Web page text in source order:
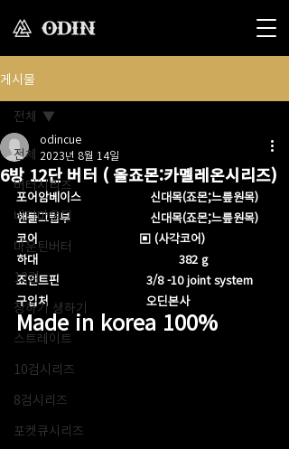
게시물
전체
버터시리즈
버터마운틴
마운틴버터
12검
장하기 생하기
스트레이트
10검시리즈
8검시리즈
포켓큐시리즈
전체
6방 12단 버터 ( 올죠몬:카멜레온시리즈)
odincue
2023년 8월 14일
포어암베이스                   신대목(죠몬;느릎원목)
핸들그립부                      신대목(죠몬;느릎원목)
코어                            ▣ (사각코어)
하대                                       382 g
죠인트핀                        3/8 -10 joint system
구입처                           오딘본사
Made in korea 100%